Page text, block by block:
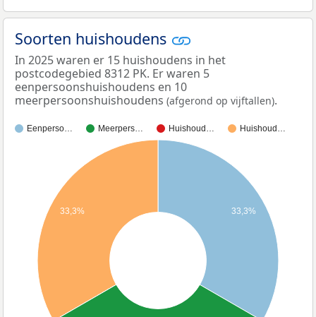
Soorten huishoudens
In 2025 waren er 15 huishoudens in het
postcodegebied 8312 PK. Er waren 5
eenpersoonshuishoudens en 10
meerpersoonshuishoudens (afgerond op vijftallen).
Eenperso… Meerpers… Huishoud… Huishoud…
33,3%
33,3%